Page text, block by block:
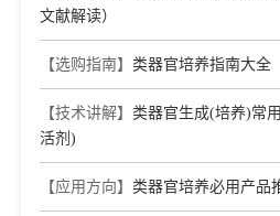
文献解读）
【选购指南】 类器官培养指南大全
【技术讲解】 类器官生成(培养)常
活剂)
【应用方向】 类器官培养必用产品